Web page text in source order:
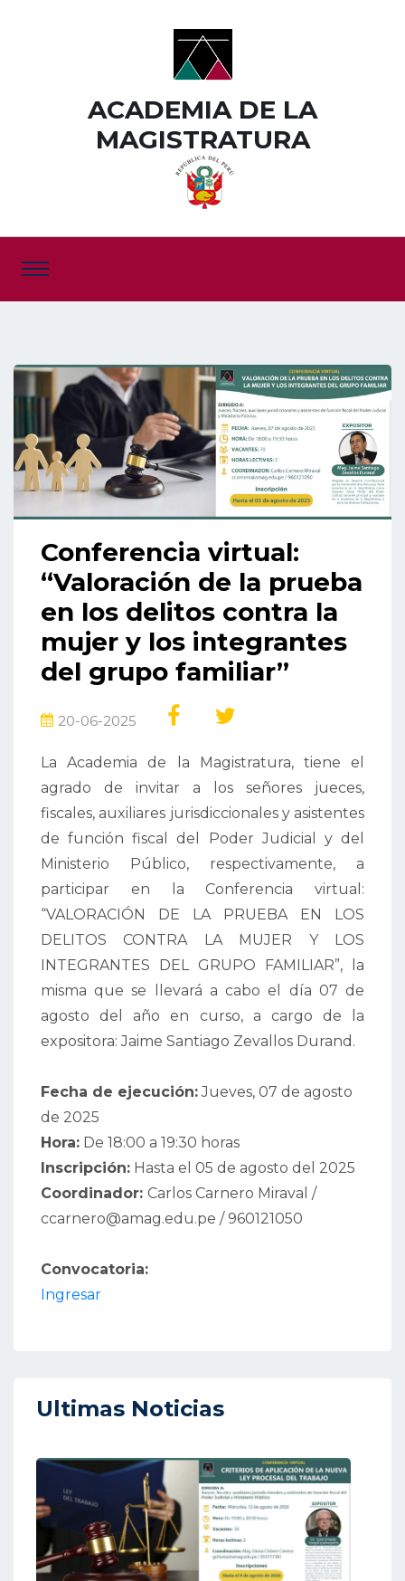
ACADEMIA DE LA
MAGISTRATURA
Conferencia virtual:
“Valoración de la prueba
en los delitos contra la
mujer y los integrantes
del grupo familiar”
20-06-2025
La Academia de la Magistratura, tiene el
agrado de invitar a los señores jueces,
fiscales, auxiliares jurisdiccionales y asistentes
de función fiscal del Poder Judicial y del
Ministerio Público, respectivamente, a
participar en la Conferencia virtual:
“VALORACIÓN DE LA PRUEBA EN LOS
DELITOS CONTRA LA MUJER Y LOS
INTEGRANTES DEL GRUPO FAMILIAR”, la
misma que se llevará a cabo el día 07 de
agosto del año en curso, a cargo de la
expositora: Jaime Santiago Zevallos Durand.
Fecha de ejecución:Jueves, 07 de agosto
de 2025
Hora: De 18:00 a 19:30 horas
Inscripción: Hasta el 05 de agosto del 2025
Coordinador: Carlos Carnero Miraval /
ccarnero@amag.edu.pe / 960121050
Convocatoria:
Ingresar
Ultimas Noticias